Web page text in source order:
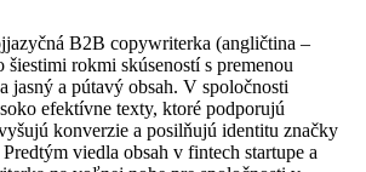
B2B copywriterka (angličtina –
šiestimi rokmi skúseností s premenou
jasný a pútavý obsah. V spoločnosti
efektívne texty, ktoré podporujú
konverzie a posilňujú identitu značky
viedla obsah v fintech startupe a